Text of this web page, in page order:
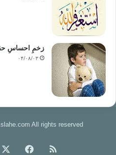
زخمِ احساسِ
۰۴/۰۸/۰۳
All rights reserved
خوراک فیس